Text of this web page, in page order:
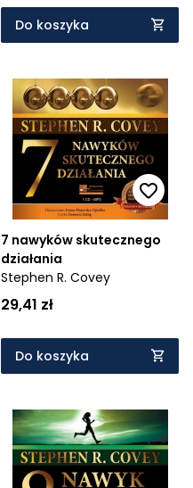
Do koszyka
7 nawyków skutecznego
działania
Stephen R. Covey
29,41 zł
Do koszyka